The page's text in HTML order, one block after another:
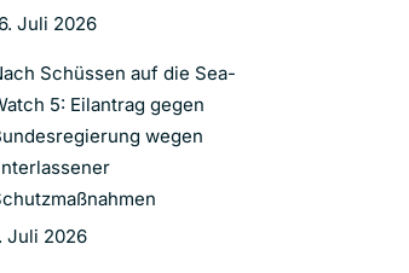
Juli 2026
Schüssen auf die Sea-
5: Eilantrag gegen
wegen
Juli 2026